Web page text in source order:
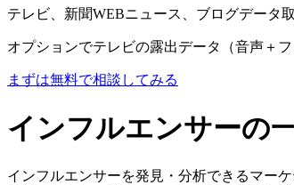
テレビ、新聞WEBニュース、ブログデータ
オプションでテレビの露出データ（音声＋
まずは無料で相談してみる
インフルエンサーの
インフルエンサーを発見・分析できるマー